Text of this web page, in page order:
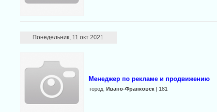
Понедельник, 11 окт 2021
Менеджер по рекламе и продвижению
город: Ивано-Франковск| 181